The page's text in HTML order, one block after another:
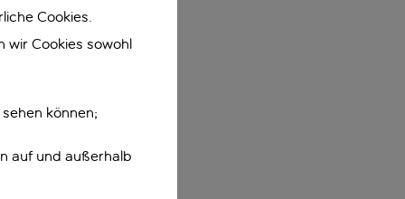
Cookies.
wir Cookies sowohl
können;
auf und außerhalb